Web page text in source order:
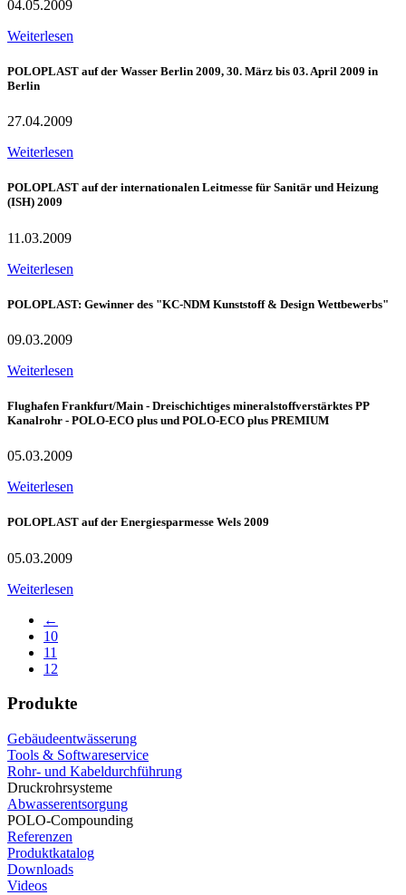
04.05.2009
Weiterlesen
POLOPLAST auf der Wasser Berlin 2009, 30. März bis 03. April 2009 in
Berlin
27.04.2009
Weiterlesen
POLOPLAST auf der internationalen Leitmesse für Sanitär und Heizung
(ISH) 2009
11.03.2009
Weiterlesen
POLOPLAST: Gewinner des "KC-NDM Kunststoff & Design Wettbewerbs"
09.03.2009
Weiterlesen
Flughafen Frankfurt/Main - Dreischichtiges mineralstoffverstärktes PP
Kanalrohr - POLO-ECO plus und POLO-ECO plus PREMIUM
05.03.2009
Weiterlesen
POLOPLAST auf der Energiesparmesse Wels 2009
05.03.2009
Weiterlesen
←
10
11
12
Produkte
Gebäudeentwässerung
Tools & Softwareservice
Rohr- und Kabeldurchführung
Druckrohrsysteme
Abwasserentsorgung
POLO-Compounding
Referenzen
Produktkatalog
Downloads
Videos